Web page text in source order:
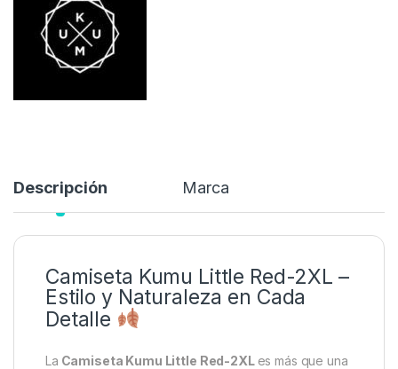
Descripción Marca
Camiseta Kumu Little Red-2XL –
Estilo y Naturaleza en Cada
Detalle
La Camiseta Kumu Little Red-2XL es más que una